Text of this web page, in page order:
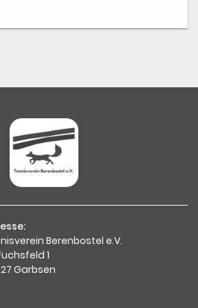
Berenbostel e.V.
1
Garbsen